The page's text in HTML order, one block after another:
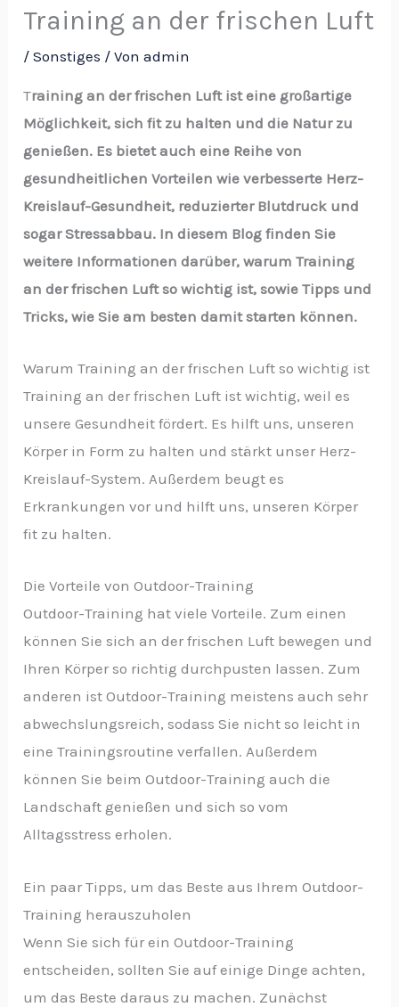
Training an der frischen Luft
/Sonstiges / Vonadmin
Training an der frischen Luft ist eine großartige
Möglichkeit, sich fit zu halten und die Natur zu
genießen. Es bietet auch eine Reihe von
gesundheitlichen Vorteilen wie verbesserte Herz-
Kreislauf-Gesundheit, reduzierter Blutdruck und
sogar Stressabbau. In diesem Blog finden Sie
weitere Informationen darüber, warum Training
an der frischen Luft so wichtig ist, sowie Tipps und
Tricks, wie Sie am besten damit starten können.
Warum Training an der frischen Luft so wichtig ist
Training an der frischen Luft ist wichtig, weil es
unsere Gesundheit fördert. Es hilft uns, unseren
Körper in Form zu halten und stärkt unser Herz-
Kreislauf-System. Außerdem beugt es
Erkrankungen vor und hilft uns, unseren Körper
fit zu halten.
Die Vorteile von Outdoor-Training
Outdoor-Training hat viele Vorteile. Zum einen
können Sie sich an der frischen Luft bewegen und
Ihren Körper so richtig durchpusten lassen. Zum
anderen ist Outdoor-Training meistens auch sehr
abwechslungsreich, sodass Sie nicht so leicht in
eine Trainingsroutine verfallen. Außerdem
können Sie beim Outdoor-Training auch die
Landschaft genießen und sich so vom
Alltagsstress erholen.
Ein paar Tipps, um das Beste aus Ihrem Outdoor-
Training herauszuholen
Wenn Sie sich für ein Outdoor-Training
entscheiden, sollten Sie auf einige Dinge achten,
um das Beste daraus zu machen. Zunächst